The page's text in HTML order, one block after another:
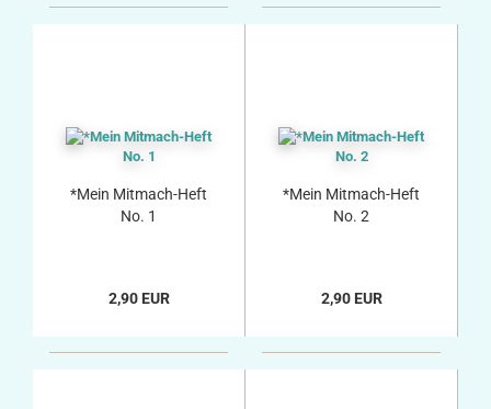
*Mein Mitmach-Heft
No. 1
2,90 EUR
*Mein Mitmach-Heft
No. 2
2,90 EUR